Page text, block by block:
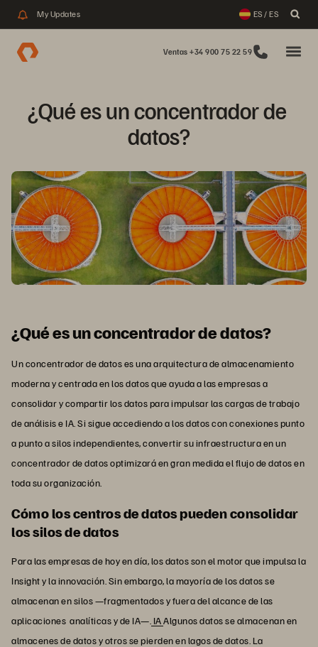
My Updates ES / ES
Ventas +34 900 75 22 59
¿Qué es un concentrador de
datos?
¿Qué es un concentrador de datos?
Un concentrador de datos es una arquitectura de almacenamiento
moderna y centrada en los datos que ayuda a las empresas a
consolidar y compartir los datos para impulsar las cargas de trabajo
de análisis e IA. Si sigue accediendo a los datos con conexiones punto
a punto a silos independientes, convertir su infraestructura en un
concentrador de datos optimizará en gran medida el flujo de datos en
toda su organización.
Cómo los centros de datos pueden consolidar
los silos de datos
Para las empresas de hoy en día, los datos son el motor que impulsa la
Insight y la innovación. Sin embargo, la mayoría de los datos se
almacenan en silos —fragmentados y fuera del alcance de las
aplicaciones analíticas y de IA—. IAAlgunos datos se almacenan en
almacenes de datos y otros se pierden en lagos de datos. La